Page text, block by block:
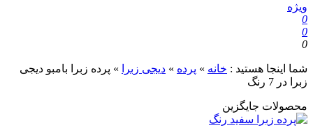
اینجا هستید : خانه»پرده»دیجی زبرا»پرده زبرا بامبو دیجی
در 7 رنگ
جایگزین